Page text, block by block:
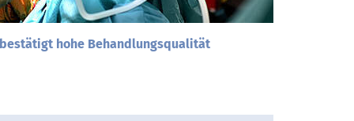
hohe Behandlungsqualität